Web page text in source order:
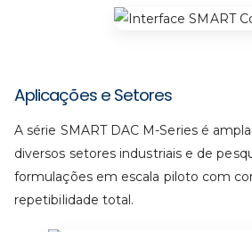
Aplicações e Setores
A série SMART DAC M-Series é
diversos setores industriais e de
formulações em escala piloto com
repetibilidade total.